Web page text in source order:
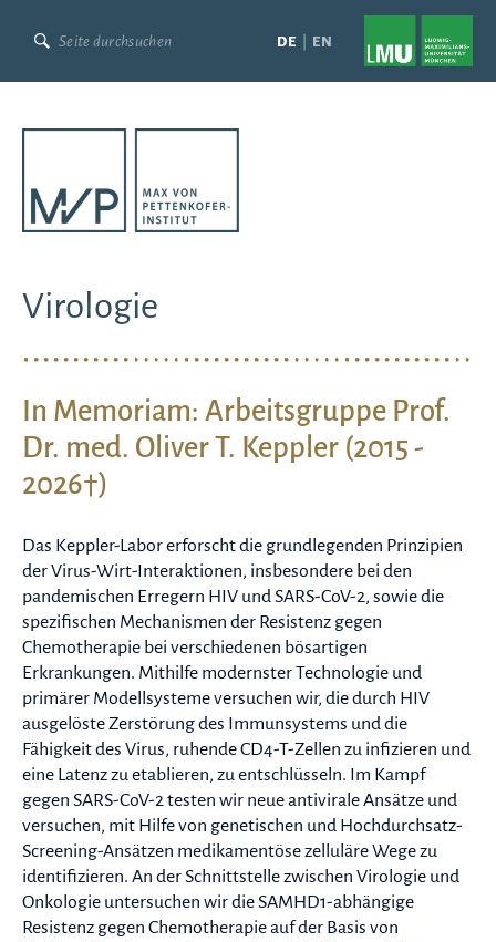
to
EN
DE
Virologie
In Memoriam: Arbeitsgruppe Prof.
Dr. med. Oliver T. Keppler (2015 -
2026†)
Das Keppler-Labor erforscht die grundlegenden Prinzipien
der Virus-Wirt-Interaktionen, insbesondere bei den
pandemischen Erregern HIV und SARS-CoV-2, sowie die
spezifischen Mechanismen der Resistenz gegen
Chemotherapie bei verschiedenen bösartigen
Erkrankungen. Mithilfe modernster Technologie und
primärer Modellsysteme versuchen wir, die durch HIV
ausgelöste Zerstörung des Immunsystems und die
Fähigkeit des Virus, ruhende CD4-T-Zellen zu infizieren und
eine Latenz zu etablieren, zu entschlüsseln. Im Kampf
gegen SARS-CoV-2 testen wir neue antivirale Ansätze und
versuchen, mit Hilfe von genetischen und Hochdurchsatz-
Screening-Ansätzen medikamentöse zelluläre Wege zu
identifizieren. An der Schnittstelle zwischen Virologie und
Onkologie untersuchen wir die SAMHD1-abhängige
Resistenz gegen Chemotherapie auf der Basis von